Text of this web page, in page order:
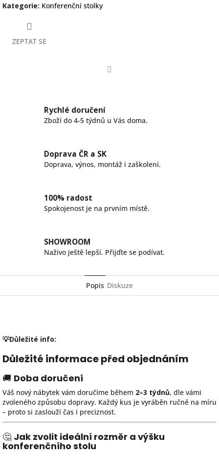
Kategorie: Konferenční stolky
ZEPTAT SE
Rychlé doručení
Zboží do 4-5 týdnů u Vás doma.
Doprava ČR a SK
Doprava, výnos, montáž i zaškolení.
100% radost
Spokojenost je na prvním místě.
SHOWROOM
Naživo ještě lepší. Přijďte se podívat.
Popis Diskuze
💡Důležité info:
Důležité informace před objednáním
🚚 Doba doručení
Váš nový nábytek vám doručíme během 2–3 týdnů, dle vámi
zvoleného způsobu dopravy. Každý kus je vyráběn ručně na míru
– proto si zaslouží čas i preciznost.
🤔 Jak zvolit ideální rozměr a výšku
konferenčního stolu